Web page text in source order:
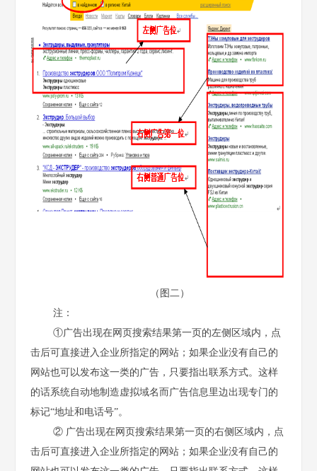
（图二）
注：
①广告出现在网页搜索结果第一页的左侧区域内，点
击后可直接进入企业所指定的网站；如果企业没有自己的
网站也可以发布这一类的广告，只要指出联系方式。这样
的话系统自动地制造虚拟域名而广告信息里边出现专门的
标记“地址和电话号”。
② 广告出现在网页搜索结果第一页的右侧区域内，点
击后可直接进入企业所指定的网站；如果企业没有自己的